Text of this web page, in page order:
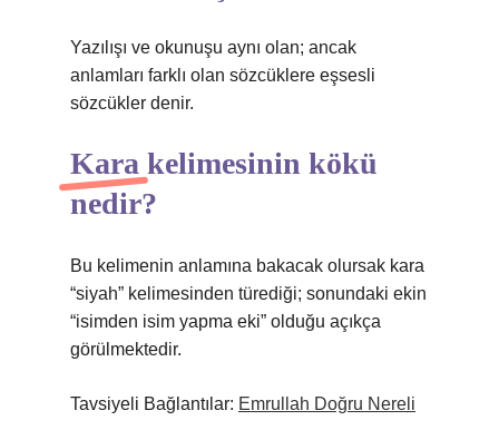
Yazılışı ve okunuşu aynı olan; ancak
anlamları farklı olan sözcüklere eşsesli
sözcükler denir.
Kara kelimesinin kökü
nedir?
Bu kelimenin anlamına bakacak olursak kara
“siyah” kelimesinden türediği; sonundaki ekin
“isimden isim yapma eki” olduğu açıkça
görülmektedir.
Tavsiyeli Bağlantılar: Emrullah Doğru Nereli